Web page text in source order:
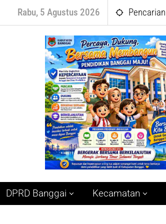
Rabu, 5 Agustus 2026 Pencarian
DPRD Banggai Kecamatan